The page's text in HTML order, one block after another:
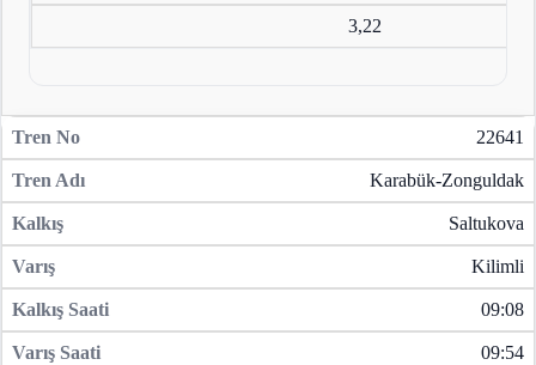
3,22
22641
Karabük-Zonguldak
Saltukova
Kilimli
09:08
09:54